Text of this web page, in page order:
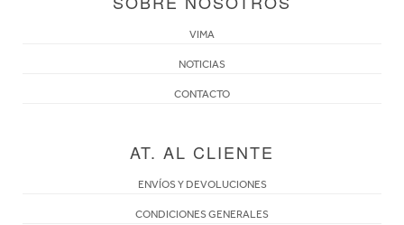
VIMA
NOTICIAS
CONTACTO
AT. AL CLIENTE
ENVÍOS Y DEVOLUCIONES
CONDICIONES GENERALES